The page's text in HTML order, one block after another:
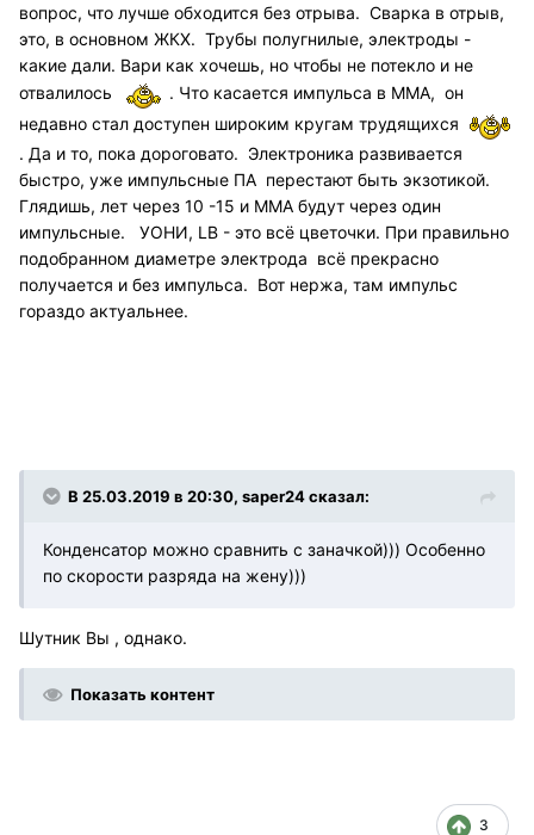
вопрос, что лучше обходится без отрыва. Сварка в отрыв,
это, в основном ЖКХ. Трубы полугнилые, электроды -
какие дали. Вари как хочешь, но чтобы не потекло и не
отвалилось
. Что касается импульса в ММА, он
недавно стал доступен широким кругам трудящихся
. Да и то, пока дороговато. Электроника развивается
быстро, уже импульсные ПА перестают быть экзотикой.
Глядишь, лет через 10 -15 и ММА будут через один
импульсные. УОНИ, LB - это всё цветочки. При правильно
подобранном диаметре электрода всё прекрасно
получается и без импульса. Вот нержа, там импульс
гораздо актуальнее.
В 25.03.2019 в 20:30, saper24 сказал:
Конденсатор можно сравнить с заначкой))) Особенно
по скорости разряда на жену)))
Шутник Вы , однако.
Показать контент
3